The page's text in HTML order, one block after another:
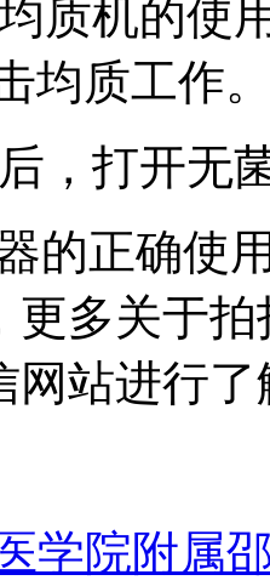
质机的使
均质工作
，打开无
的正确使
更多关于
网站进行
学院附属